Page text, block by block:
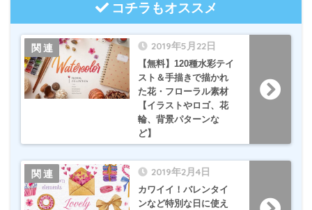
コチラもオススメ
2019年5月22日
【無料】120種水彩テイ
スト＆手描きで描かれ
た花・フローラル素材
【イラストやロゴ、花
輪、背景パターンな
ど】
2019年2月4日
カワイイ！バレンタイ
ンなど特別な日に使え